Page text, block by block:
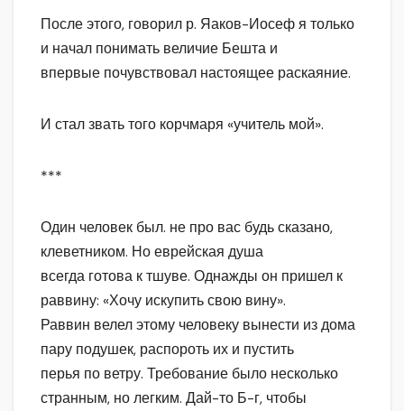
После этого, говорил р. Яаков-Иосеф я только
и начал понимать величие Бешта и
впервые почувствовал настоящее раскаяние.
И стал звать того корчмаря «учитель мой».
***
Один человек был. не про вас будь сказано,
клеветником. Но еврейская душа
всегда готова к тшуве. Однажды он пришел к
раввину: «Хочу искупить свою вину».
Раввин велел этому человеку вынести из дома
пару подушек, распороть их и пустить
перья по ветру. Требование было несколько
странным, но легким. Дай-то Б-г, чтобы